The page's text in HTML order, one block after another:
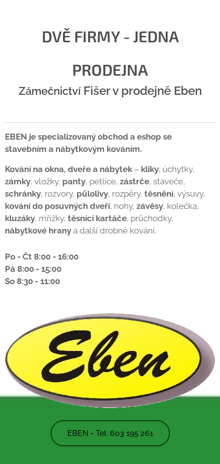
DVĚ FIRMY - JEDNA
PRODEJNA
Zámečnictví Fišer v prodejně Eben
EBEN je specializovaný obchod a eshop se
stavebním a nábytkovým kováním.
Kování na okna, dveře a nábytek– kliky, úchytky,
zámky, vložky, panty, petlice, zástrče, staveče,
schránky, rozvory, půlolivy, rozpěry, těsnění, výsuvy,
kování do posuvných dveří, nohy, závěsy, kolečka,
kluzáky, mřížky, těsnící kartáče, průchodky,
nábytkové hrany a další drobné kování.
Po - Čt 8:00 - 16:00
Pá 8:00 - 15:00
So 8:30 - 11:00
EBEN - Tel: 603 195 261